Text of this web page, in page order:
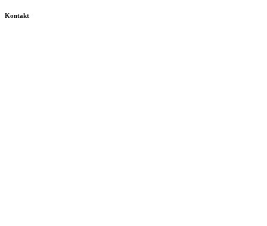
Kontakt